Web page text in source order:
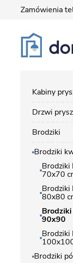
Zamówienia
Kabiny
Drzwi
Brodziki
Brodziki
Brodziki
70x70
Brodziki
80x80
90x90
Brodziki
Brodziki